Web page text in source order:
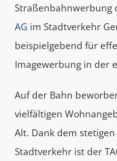
Straßenbahnwerbung
AG im Stadtverkehr
beispielgebend für
Imagewerbung in der
Auf der Bahn
vielfältigen
Alt. Dank dem
Stadtverkehr ist der